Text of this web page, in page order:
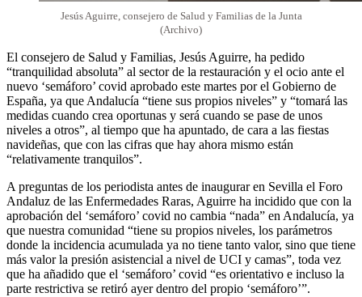
Jesús Aguirre, consejero de Salud y Familias de la Junta
(Archivo)
El consejero de Salud y Familias, Jesús Aguirre, ha pedido
“tranquilidad absoluta” al sector de la restauración y el ocio ante el
nuevo ‘semáforo’ covid aprobado este martes por el Gobierno de
España, ya que Andalucía “tiene sus propios niveles” y “tomará las
medidas cuando crea oportunas y será cuando se pase de unos
niveles a otros”, al tiempo que ha apuntado, de cara a las fiestas
navideñas, que con las cifras que hay ahora mismo están
“relativamente tranquilos”.
A preguntas de los periodista antes de inaugurar en Sevilla el Foro
Andaluz de las Enfermedades Raras, Aguirre ha incidido que con la
aprobación del ‘semáforo’ covid no cambia “nada” en Andalucía, ya
que nuestra comunidad “tiene su propios niveles, los parámetros
donde la incidencia acumulada ya no tiene tanto valor, sino que tiene
más valor la presión asistencial a nivel de UCI y camas”, toda vez
que ha añadido que el ‘semáforo’ covid “es orientativo e incluso la
parte restrictiva se retiró ayer dentro del propio ‘semáforo’”.